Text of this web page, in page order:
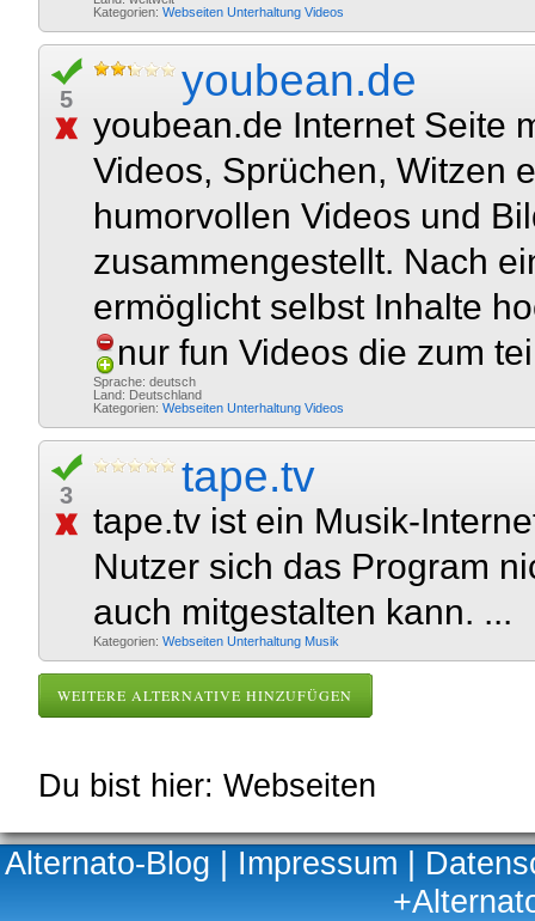
Kategorien: Webseiten Unterhaltung Videos
5 youbean.de
youbean.de Internet Seite
Videos, Sprüchen, Witzen
humorvollen Videos und
zusammengestellt. Nach
ermöglicht selbst Inhalte
nur fun Videos die zum
Sprache: deutsch
Land: Deutschland
Kategorien: Webseiten Unterhaltung Videos
3 tape.tv
tape.tv ist ein Musik-
Nutzer sich das Program
auch mitgestalten kann. ...
Kategorien: Webseiten Unterhaltung Musik
WEITERE ALTERNATIVE HINZUFÜGEN
Du bist hier: Webseiten
Alternato-Blog | Impressum |